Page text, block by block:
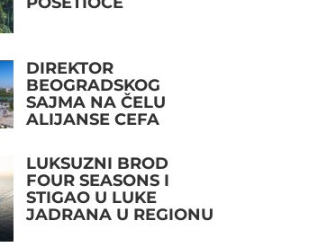
DIREKTOR
BEOGRADSKOG
SAJMA NA ČELU
ALIJANSE CEFA
LUKSUZNI BROD
FOUR SEASONS I
STIGAO U LUKE
JADRANA U REGIONU